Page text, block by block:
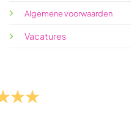
Algemene voorwaarden
Vacatures